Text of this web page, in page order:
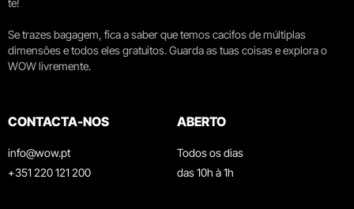
te!
Se trazes bagagem, fica a saber que temos cacifos de múltiplas
dimensões e todos eles gratuitos. Guarda as tuas coisas e explora o
WOW livremente.
CONTACTA-NOS
info@wow.pt
+351 220 121 200
ABERTO
Todos os dias
das 10h à 1h